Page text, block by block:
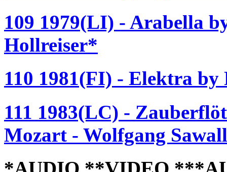
109 1979(LI) - Arabella
Hollreiser*
110 1981(FI) - Elektra
111 1983(LC) -
Mozart - Wolfgang